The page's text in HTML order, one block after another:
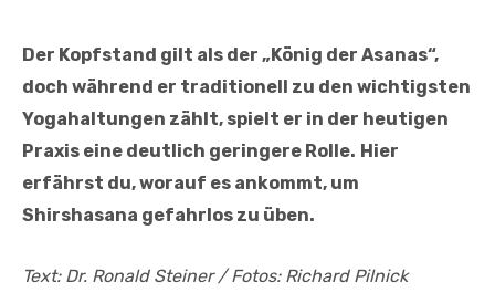
Der Kopfstand gilt als der „König der Asanas“,
doch während er traditionell zu den wichtigsten
Yogahaltungen zählt, spielt er in der heutigen
Praxis eine deutlich geringere Rolle. Hier
erfährst du, worauf es ankommt, um
Shirshasana gefahrlos zu üben.
Text: Dr. Ronald Steiner / Fotos: Richard Pilnick